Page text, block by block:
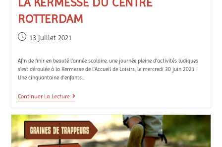
ROTTERDAM
13 juillet 2021
Afin de finir en beauté l'année scolaire, une journée pleine d'activités ludiques
s'est déroulée à la Kermesse de l'Accueil de Loisirs, le mercredi 30 juin 2021 !
Une cinquantaine d'enfants…
Continuer La Lecture